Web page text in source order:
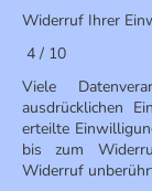
Widerruf Ihrer
4 / 10
Viele
ausdrücklichen
erteilte
bis zum
Widerruf